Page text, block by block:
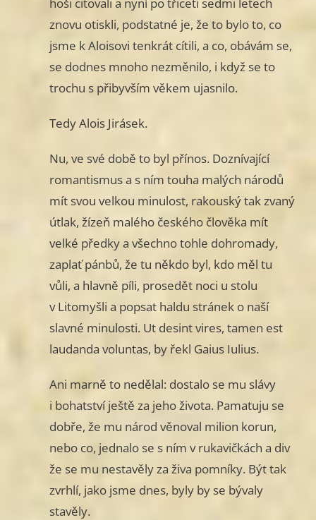
znovu otiskli, podstatné je, že to bylo to, co
jsme k Aloisovi tenkrát cítili, a co, obávám se,
se dodnes mnoho nezměnilo, i když se to
trochu s přibyvším věkem ujasnilo.
Tedy Alois Jirásek.
Nu, ve své době to byl přínos. Doznívající
romantismus a s ním touha malých národů
mít svou velkou minulost, rakouský tak zvaný
útlak, žízeň malého českého člověka mít
velké předky a všechno tohle dohromady,
zaplať pánbů, že tu někdo byl, kdo měl tu
vůli, a hlavně píli, prosedět noci u stolu
v Litomyšli a popsat haldu stránek o naší
slavné minulosti. Ut desint vires, tamen est
laudanda voluntas, by řekl Gaius Iulius.
Ani marně to nedělal: dostalo se mu slávy
i bohatství ještě za jeho života. Pamatuju se
dobře, že mu národ věnoval milion korun,
nebo co, jednalo se s ním v rukavičkách a div
že se mu nestavěly za živa pomníky. Být tak
zvrhlí, jako jsme dnes, byly by se bývaly
stavěly.